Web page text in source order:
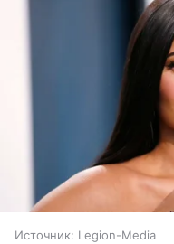
Источник: Legion-Media